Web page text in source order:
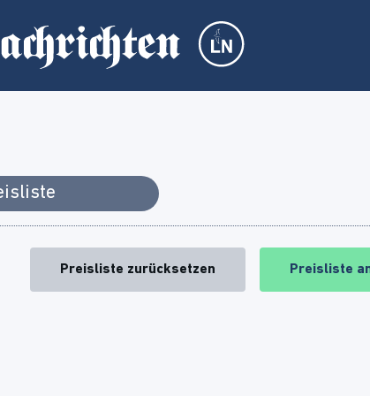
Preisliste zurücksetzen Preisliste